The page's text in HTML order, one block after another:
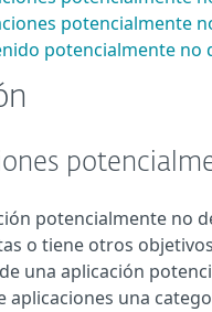
potencialmente
potencialmente no
potencialmente no
o tiene otros
una aplicación
aplicaciones una